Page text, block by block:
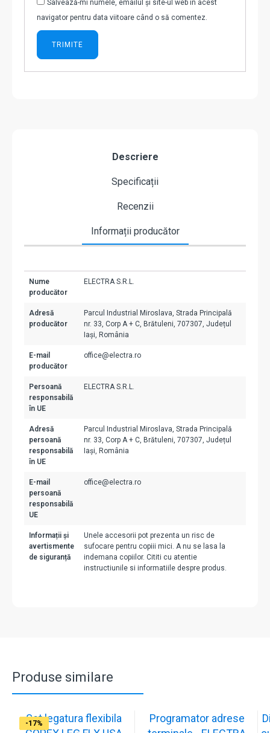
Salvează-mi numele, emailul și site-ul web în acest
navigator pentru data viitoare când o să comentez.
Descriere
Specificații
Recenzii
Informații producător
Nume
producător
ELECTRA S.R.L.
Adresă
producător
Parcul Industrial Miroslava, Strada Principală
nr. 33, Corp A + C, Brătuleni, 707307, Județul
Iași, România
E-mail
producător
office@electra.ro
Persoană
responsabilă
în UE
ELECTRA S.R.L.
Adresă
persoană
responsabilă
în UE
Parcul Industrial Miroslava, Strada Principală
nr. 33, Corp A + C, Brătuleni, 707307, Județul
Iași, România
E-mail
persoană
responsabilă
UE
office@electra.ro
Informații și
avertismente
de siguranță
Unele accesorii pot prezenta un risc de
sufocare pentru copiii mici. A nu se lasa la
indemana copiilor. Cititi cu atentie
instructiunile si informatiile despre produs.
Produse similare
-17%
Set legatura flexibila
-17%
Programator adrese
-17%
-17%
-17%
-17%
-17%
-33%
-17%